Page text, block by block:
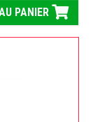
PANIER